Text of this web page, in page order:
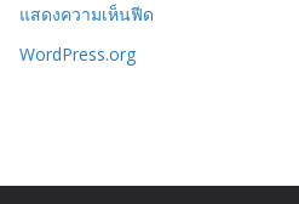
แสดงความเห็นฟีด
WordPress.org